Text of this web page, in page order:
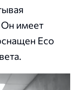
имеет
Eco